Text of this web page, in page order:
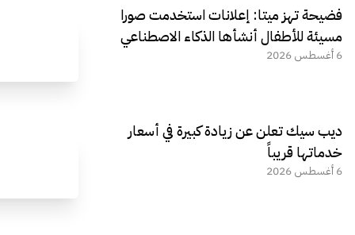
فضيحة تهز ميتا: إعلانات استخدمت صورا
مسيئة للأطفال أنشأها الذكاء الاصطناعي
6 أغسطس 2026
ديب سيك تعلن عن زيادة كبيرة في أسعار
خدماتها قريباً
6 أغسطس 2026